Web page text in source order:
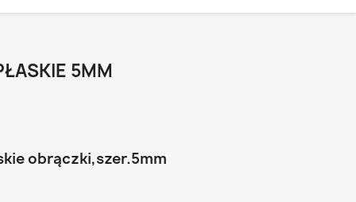
5MM
obrączki,szer.5mm